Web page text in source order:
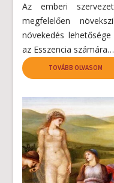
Az emberi
megfelelően
növekedés
az Esszencia számára…
TOVÁBB OLVASOM